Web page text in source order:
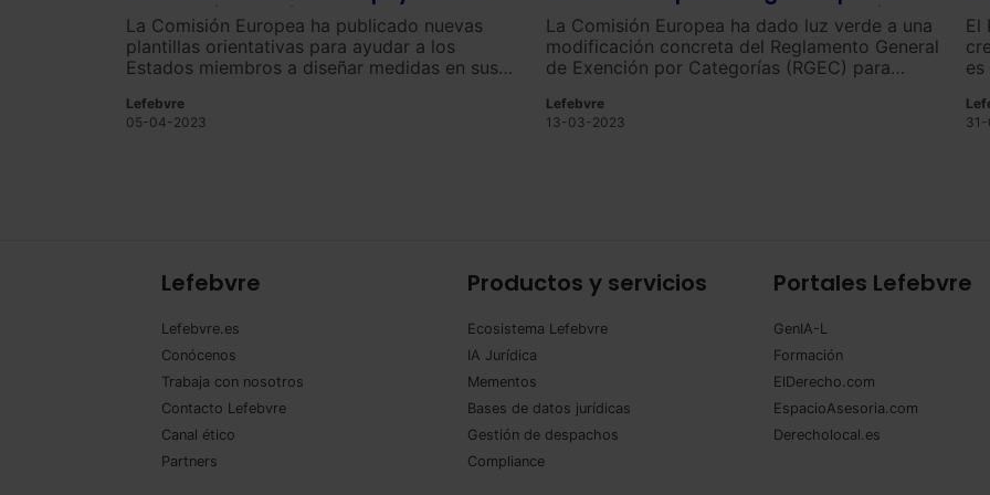
transición ecológica
La Comisión Europea ha publicado nuevas
plantillas orientativas para ayudar a los
Estados miembros a diseñar medidas en sus
resiliencia, de acuerdo con las normas de la
UE sobre ayudas estatales.
Lefebvre
05-04-2023
promover y acelerar la transición
ecológica y digital
La Comisión Europea ha dado luz verde a una
modificación concreta del Reglamento General
de Exención por Categorías (RGEC) para
transición ecológica y digital de la UE.
Lefebvre
13-03-2023
El
cre
es
Lefebvre
Lefebvre.es
Conócenos
Trabaja con nosotros
Contacto Lefebvre
Canal ético
Partners
Productos y servicios
Ecosistema Lefebvre
IA Jurídica
Mementos
Bases de datos jurídicas
Gestión de despachos
Compliance
Portales Lefebvre
GenIA-L
Formación
ElDerecho.com
EspacioAsesoria.com
Derecholocal.es